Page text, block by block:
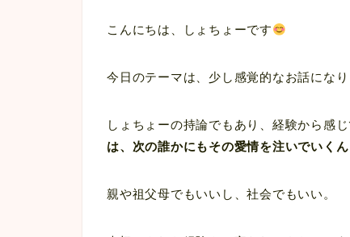
こんにちは、しょちょーです
今日のテーマは、少し感覚的なお話になり
しょちょーの持論でもあり、経験から感
は、次の誰かにもその愛情を注いでいく
親や祖父母でもいいし、社会でもいい。